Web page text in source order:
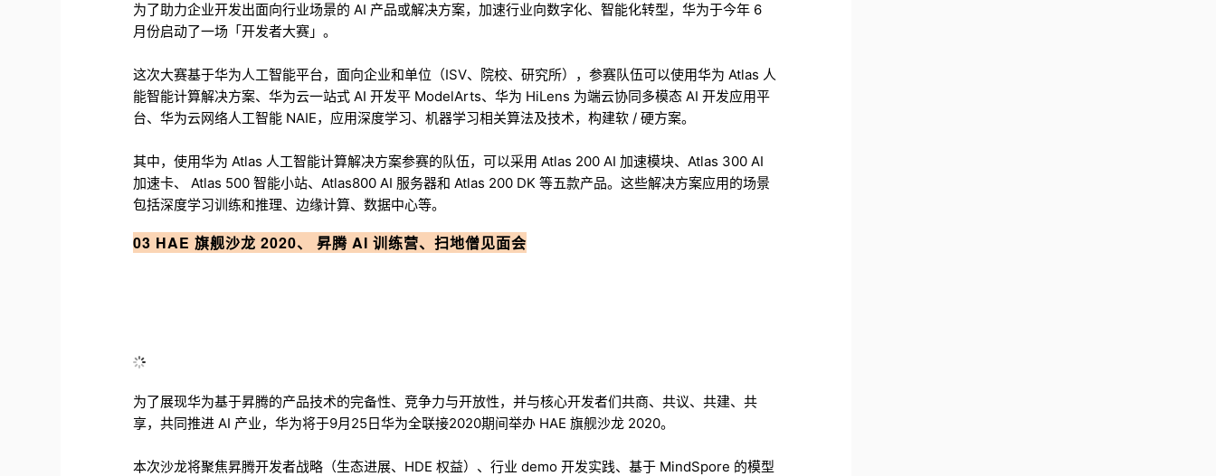
为了助力企业开发出面向行业场景的 AI 产品或解决方案，加速行业向数字化、智能化转型，华为于今年 6
月份启动了一场「开发者大赛」。
这次大赛基于华为人工智能平台，面向企业和单位（ISV、院校、研究所），参赛队伍可以使用华为 Atlas 人
能智能计算解决方案、华为云一站式 AI 开发平 ModelArts、华为 HiLens 为端云协同多模态 AI 开发应用平
台、华为云网络人工智能 NAIE，应用深度学习、机器学习相关算法及技术，构建软 / 硬方案。
其中，使用华为 Atlas 人工智能计算解决方案参赛的队伍，可以采用 Atlas 200 AI 加速模块、Atlas 300 AI
加速卡、 Atlas 500 智能小站、Atlas800 AI 服务器和 Atlas 200 DK 等五款产品。这些解决方案应用的场景
包括深度学习训练和推理、边缘计算、数据中心等。
03 HAE 旗舰沙龙 2020、 昇腾 AI 训练营、扫地僧见面会
为了展现华为基于昇腾的产品技术的完备性、竞争力与开放性，并与核心开发者们共商、共议、共建、共
享，共同推进 AI 产业，华为将于9月25日华为全联接2020期间举办 HAE 旗舰沙龙 2020。
本次沙龙将聚焦昇腾开发者战略（生态进展、HDE 权益）、行业 demo 开发实践、基于 MindSpore 的模型